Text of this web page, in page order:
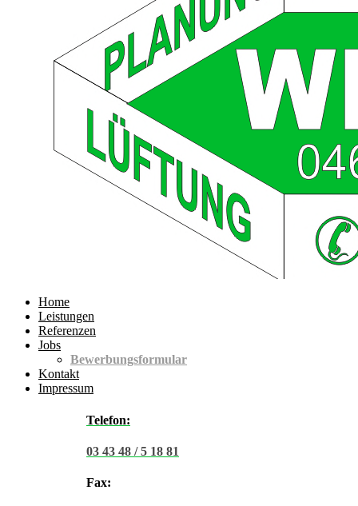
Home
Leistungen
Referenzen
Jobs
Bewerbungsformular
Kontakt
Impressum
Telefon:
03 43 48 / 5 18 81
Fax: